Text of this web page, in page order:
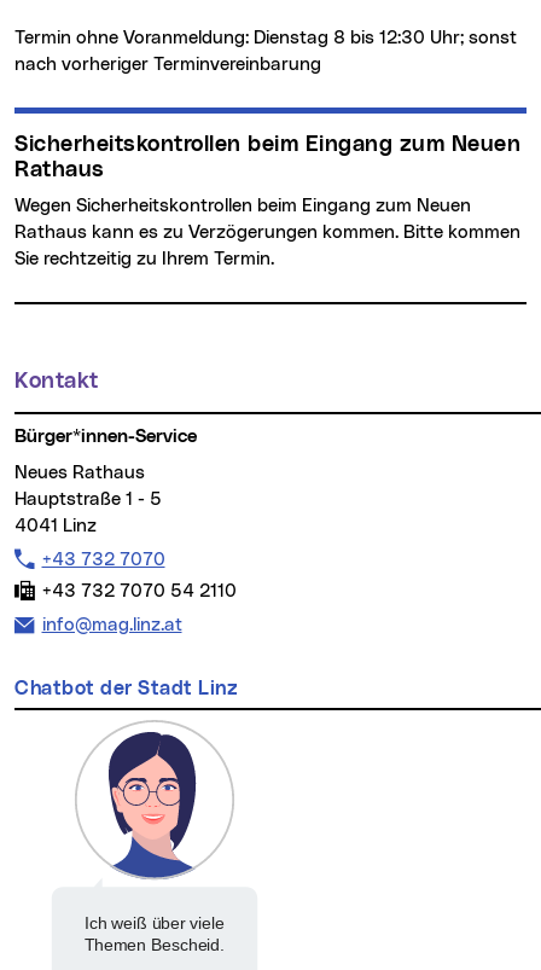
Termin ohne Voranmeldung: Dienstag 8 bis 12:30 Uhr; sonst
nach vorheriger Terminvereinbarung
Sicherheitskontrollen beim Eingang zum Neuen
Rathaus
Wegen Sicherheitskontrollen beim Eingang zum Neuen
Rathaus kann es zu Verzögerungen kommen. Bitte kommen
Sie rechtzeitig zu Ihrem Termin.
Weitere Informationen
Kontakt
Bürger*innen-Service
Neues Rathaus
Hauptstraße 1 - 5
4041 Linz
Telefon:
+43 732 7070
Fax:
+43 732 7070 54 2110
E-Mail Adresse:
info@mag.linz.at
Chatbot der Stadt Linz
Ich weiß über viele
Themen Bescheid.